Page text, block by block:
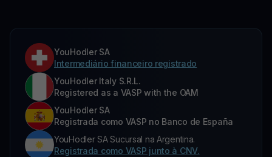
YouHodler SA
Intermediário financeiro registrado
YouHodler Italy S.R.L.
Registered as a VASP with the OAM
YouHodler SA
Registrada como VASP no Banco de España
YouHodler SA Sucursal na Argentina.
Registrada como VASP junto à CNV.